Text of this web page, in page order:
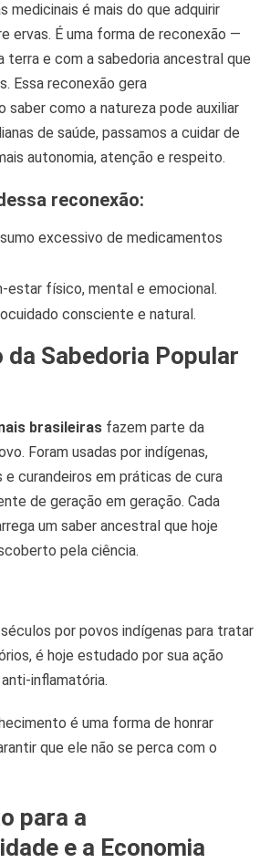
medicinais é mais do que adquirir
ervas. É uma forma de reconexão —
terra e com a sabedoria ancestral que
Essa reconexão gera
saber como a natureza pode auxiliar
de saúde, passamos a cuidar de
autonomia, atenção e respeito.
reconexão:
excessivo de medicamentos
estar físico, mental e emocional.
consciente e natural.
da Sabedoria Popular
brasileirasfazem parte da
Foram usadas por indígenas,
curandeiros em práticas de cura
de geração em geração. Cada
um saber ancestral que hoje
pela ciência.
séculos por povos indígenas para tratar
é hoje estudado por sua ação
inflamatória.
é uma forma de honrar
que ele não se perca com o
para a
e a Economia